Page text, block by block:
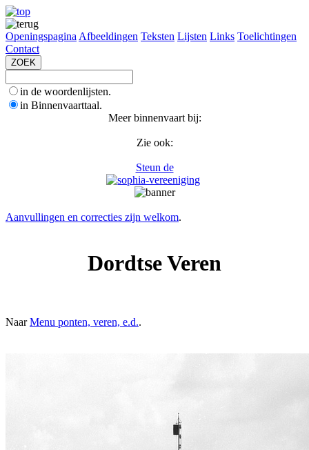
Openingspagina Afbeeldingen Teksten Lijsten Links Toelichtingen
Contact
in de woordenlijsten.
in Binnenvaarttaal.
Meer binnenvaart bij:
Zie ook:
Steun de
Aanvullingen en correcties zijn welkom.
Dordtse Veren
NaarMenu ponten, veren, e.d..